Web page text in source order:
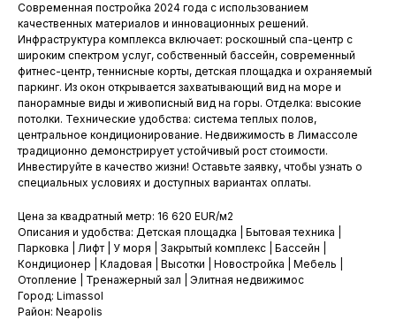
Современная постройка 2024 года с использованием
качественных материалов и инновационных решений.
Инфраструктура комплекса включает: роскошный спа-центр с
широким спектром услуг, собственный бассейн, современный
фитнес-центр, теннисные корты, детская площадка и охраняемый
паркинг. Из окон открывается захватывающий вид на море и
панорамные виды и живописный вид на горы. Отделка: высокие
потолки. Технические удобства: система теплых полов,
центральное кондиционирование. Недвижимость в Лимассоле
традиционно демонстрирует устойчивый рост стоимости.
Инвестируйте в качество жизни! Оставьте заявку, чтобы узнать о
специальных условиях и доступных вариантах оплаты.
Цена за квадратный метр: 16 620 EUR/м2
Описания и удобства: Детская площадка | Бытовая техника |
Парковка | Лифт | У моря | Закрытый комплекс | Бассейн |
Кондиционер | Кладовая | Высотки | Новостройка | Мебель |
Отопление | Тренажерный зал | Элитная недвижимос
Город: Limassol
Район: Neapolis